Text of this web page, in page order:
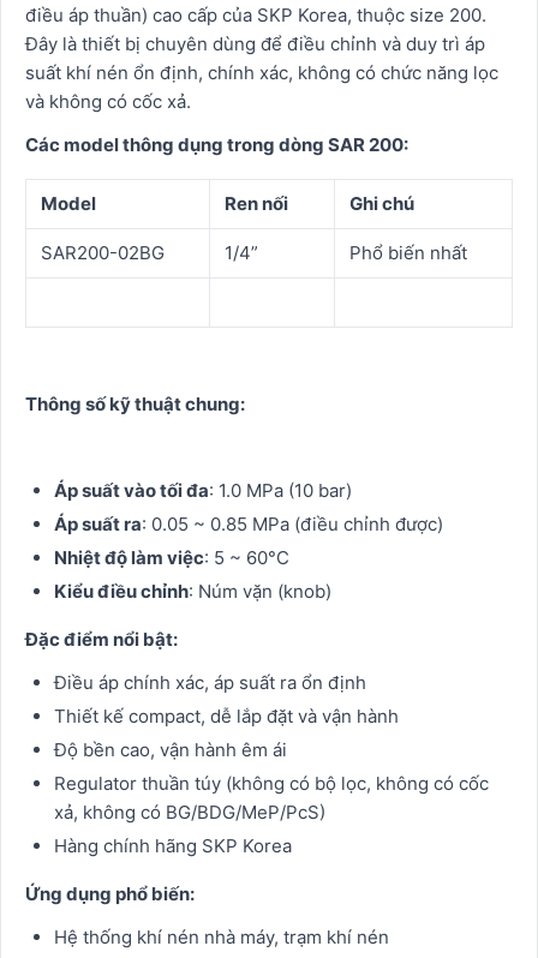
điều áp thuần) cao cấp của SKP Korea, thuộc size 200.
Đây là thiết bị chuyên dùng để điều chỉnh và duy trì áp
suất khí nén ổn định, chính xác, không có chức năng lọc
và không có cốc xả.
Các model thông dụng trong dòng SAR 200:
Model Ren nối Ghi chú
SAR200-02BG 1/4” Phổ biến nhất
Thông số kỹ thuật chung:
Áp suất vào tối đa: 1.0 MPa (10 bar)
Áp suất ra: 0.05 ~ 0.85 MPa (điều chỉnh được)
Nhiệt độ làm việc: 5 ~ 60°C
Kiểu điều chỉnh: Núm vặn (knob)
Đặc điểm nổi bật:
Điều áp chính xác, áp suất ra ổn định
Thiết kế compact, dễ lắp đặt và vận hành
Độ bền cao, vận hành êm ái
Regulator thuần túy (không có bộ lọc, không có cốc
xả, không có BG/BDG/MeP/PcS)
Hàng chính hãng SKP Korea
Ứng dụng phổ biến:
Hệ thống khí nén nhà máy, trạm khí nén